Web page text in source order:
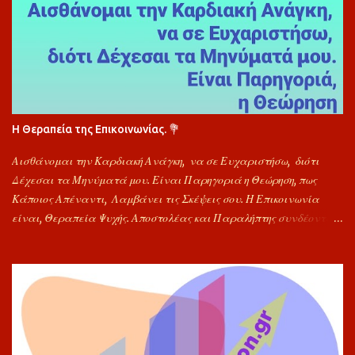
Η Θεραπεία της Επικοινωνίας. 💐
Αισθάνομαι την Καρδιακή Ανάγκη, να σε Ευχαριστήσω, διότι
Δέχεσαι τα Μηνύματά μου. Είναι Παρηγοριά η Θεώρηση, πως
Κάποιος Απέναντι, Λαμβάνει τις Σκέψεις σου. Η Επικοινωνία
είναι, Θεραπεία Ψυχής. Αποστολέας και Παραλήπτης συνδέονται
Πολύ. Εύχομαι, Υγεία και Δυνάμη, Αγάπη, Ελπίδα και Θεού Χαρά.
"Φίλος". ιμ🐬